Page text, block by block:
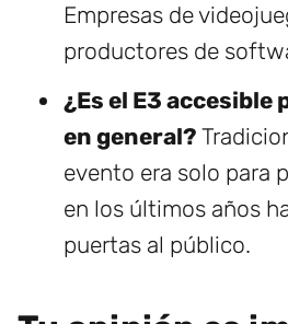
Empresas de
productores de
¿Es el E3 accesible
en general?
evento era solo para
en los últimos años
puertas al público.